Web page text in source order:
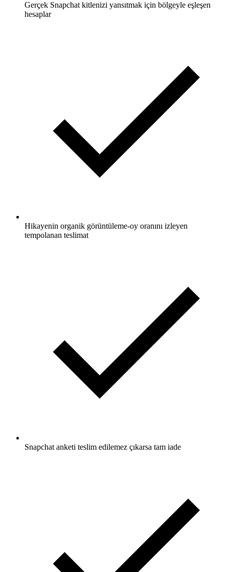
Gerçek Snapchat kitlenizi yansıtmak için bölgeyle eşleşen
hesaplar
Hikayenin organik görüntüleme-oy oranını izleyen
tempolanan teslimat
Snapchat anketi teslim edilemez çıkarsa tam iade